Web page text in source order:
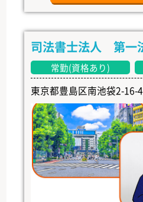
司法書士法人 第一
常勤(資格あり)
東京都豊島区南池袋2-